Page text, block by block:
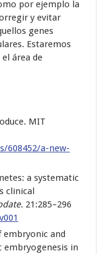
por ejemplo la
y evitar
genes
Estaremos
área de
MIT
608452/a-new-
a systematic
clinical
. 21:285–296
embryonic and
in